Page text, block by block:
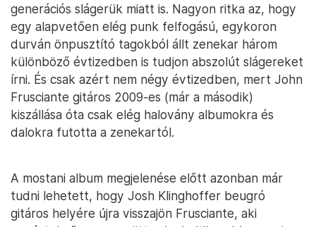
generációs slágerük miatt is. Nagyon ritka az, hogy
egy alapvetően elég punk felfogású, egykoron
durván önpusztító tagokból állt zenekar három
különböző évtizedben is tudjon abszolút slágereket
írni. És csak azért nem négy évtizedben, mert John
Frusciante gitáros 2009-es (már a második)
kiszállása óta csak elég halovány albumokra és
dalokra futotta a zenekartól.
A mostani album megjelenése előtt azonban már
tudni lehetett, hogy Josh Klinghoffer beugró
gitáros helyére újra visszajön Frusciante, aki